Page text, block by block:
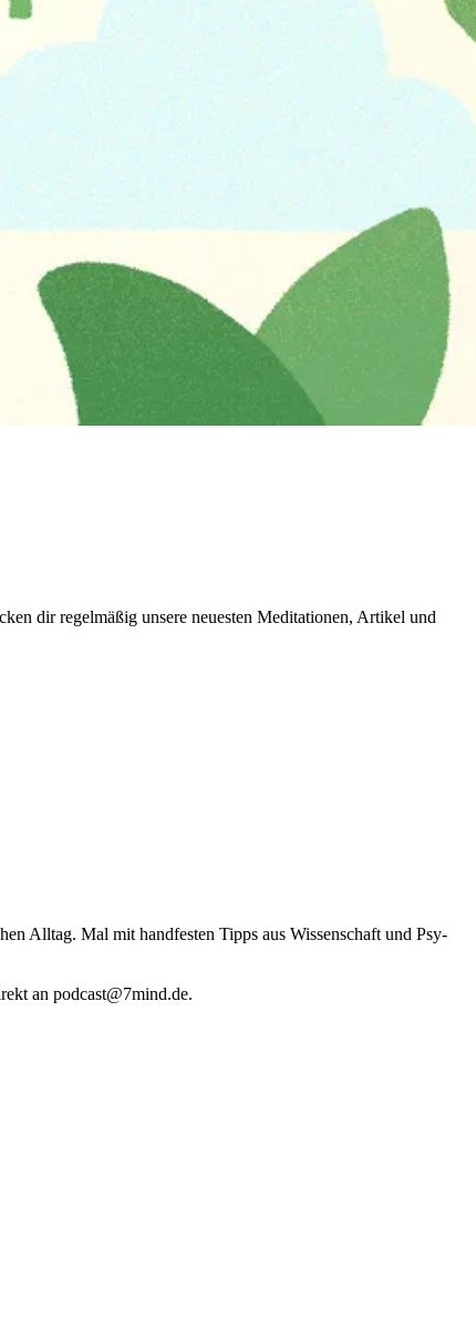
dir regelmäßig unsere neuesten Meditationen, Artikel und
Alltag. Mal mit hand­fes­ten Tipps aus Wis­sen­schaft und Psy­
an podcast@​7​mind.​de.